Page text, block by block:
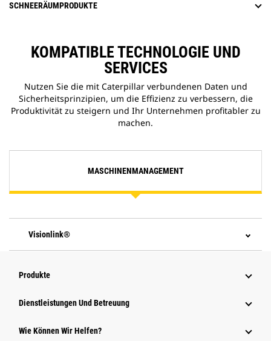
SCHNEERÄUMPRODUKTE
KOMPATIBLE TECHNOLOGIE UND
SERVICES
Nutzen Sie die mit Caterpillar verbundenen Daten und
Sicherheitsprinzipien, um die Effizienz zu verbessern, die
Produktivität zu steigern und Ihr Unternehmen profitabler zu
machen.
MASCHINENMANAGEMENT
Visionlink®
Produkte
Dienstleistungen Und Betreuung
Wie Können Wir Helfen?